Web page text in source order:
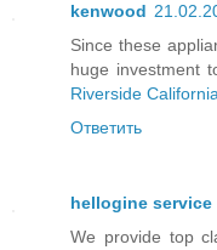
kenwood
Since these
huge investment
Riverside
Ответить
hellogine service
We provide top